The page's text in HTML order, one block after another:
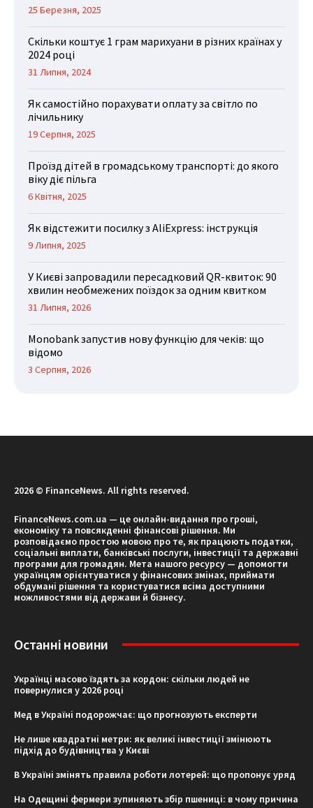
25 Березня, 2025
Скільки коштує 1 грам марихуани в різних країнах у
2024 році
31 Липня, 2024
Як самостійно порахувати оплату за світло по
лічильнику
19 Серпня, 2025
Проїзд дітей в громадському транспорті: до якого
віку діє пільга
6 Квітня, 2025
Як відстежити посилку з AliExpress: інструкція
9 Липня, 2025
У Києві запровадили пересадковий QR-квиток: 90
хвилин необмежених поїздок за одним квитком
31 Липня, 2026
Monobank запустив нову функцію для чеків: що
відомо
3 Серпня, 2026
2026 © FinanceNews. All rights reserved.
FinanceNews.com.ua — це онлайн-видання про гроші,
економіку та повсякденні фінансові рішення. Ми
розповідаємо простою мовою про те, як працюють податки,
соціальні виплати, банківські послуги, інвестиції та державні
програми для громадян. Мета нашого ресурсу — допомогти
українцям орієнтуватися у фінансових змінах, приймати
обдумані рішення та користуватися всіма доступними
можливостями від держави й бізнесу.
Останні новини
Українці масово їздять за кордон: скільки людей не
повернулися у 2026 році
Мед в Україні подорожчає: що прогнозують експерти
Не лише квадратні метри: як великі інвестиції змінюють
підхід до будівництва у Києві
В Україні змінять правила роботи лотерей: що пропонує уряд
На Одещині фермери зупиняють збір пшениці: в чому причина